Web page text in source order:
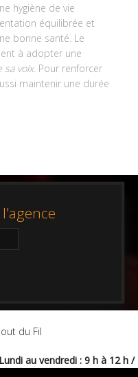
hygiène de vie
équilibrée et
bonne santé. Le
à adopter une
sa voix. Pour renforcer
maintenir une durée
du Fil
au vendredi : 9 h à 12 h /